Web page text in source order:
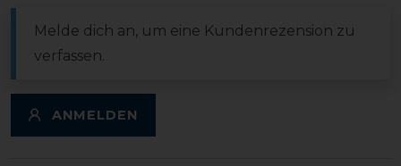
Melde dich an, um eine Kundenrezension zu
verfassen.
ANMELDEN